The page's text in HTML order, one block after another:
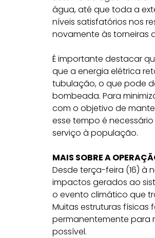
água, até que toda a
níveis satisfatórios nos
novamente às torneiras
É importante destacar
que a energia elétrica
tubulação, o que pode
bombeada. Para
com o objetivo de
esse tempo é
serviço à população.
MAIS SOBRE A
Desde terça-feira (16) à
impactos gerados ao
o evento climático que
Muitas estruturas
permanentemente para
possível.